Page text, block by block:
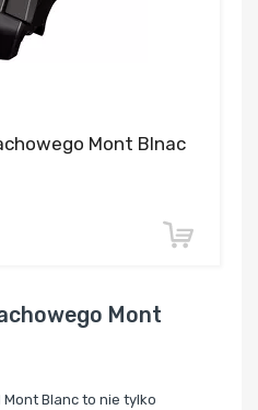
Mont Blnac
Mont
Blanc to nie tylko